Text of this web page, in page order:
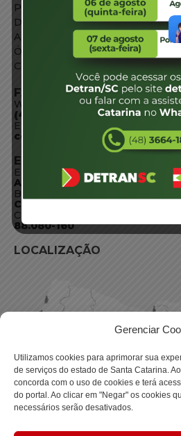
Gerenciar
Utilizamos cookies para aprimorar sua
de serviços do estado de Santa Catarina.
concorda com o uso de cookies e terá
do portal. Ao clicar em "Negar" os cookies
necessários serão desativados.
Portal de Serviços
Diário Oficial
Acesso à Informação
Órgãos do Governo
Conheça SC
FALE CONOSCO
WhatsApp:
(48) 3664-1800
E-mail:
ENDEREÇO
Endereço:
Av. Almirante Tamandaré -
Bairro:
Coqueiros, Florianópolis SC
CEP:
88.080-160
LOCALIZAÇÃO